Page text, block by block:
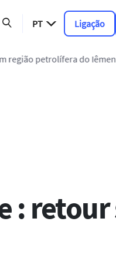
PT Ligação
do Iêmen
: